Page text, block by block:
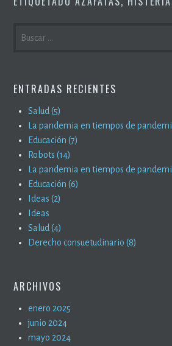
ENTRADAS RECIENTES
Salud (5)
La pandemia en tiempos de
Educación (7)
Robots (14)
La pandemia en tiempos de
Educación (6)
Ideas (2)
Ideas
Salud (4)
Derecho consuetudinario (8)
ARCHIVOS
enero 2025
junio 2024
mayo 2024